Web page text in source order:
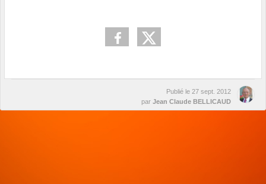
Publié le 27 sept. 2012
par Jean Claude BELLICAUD